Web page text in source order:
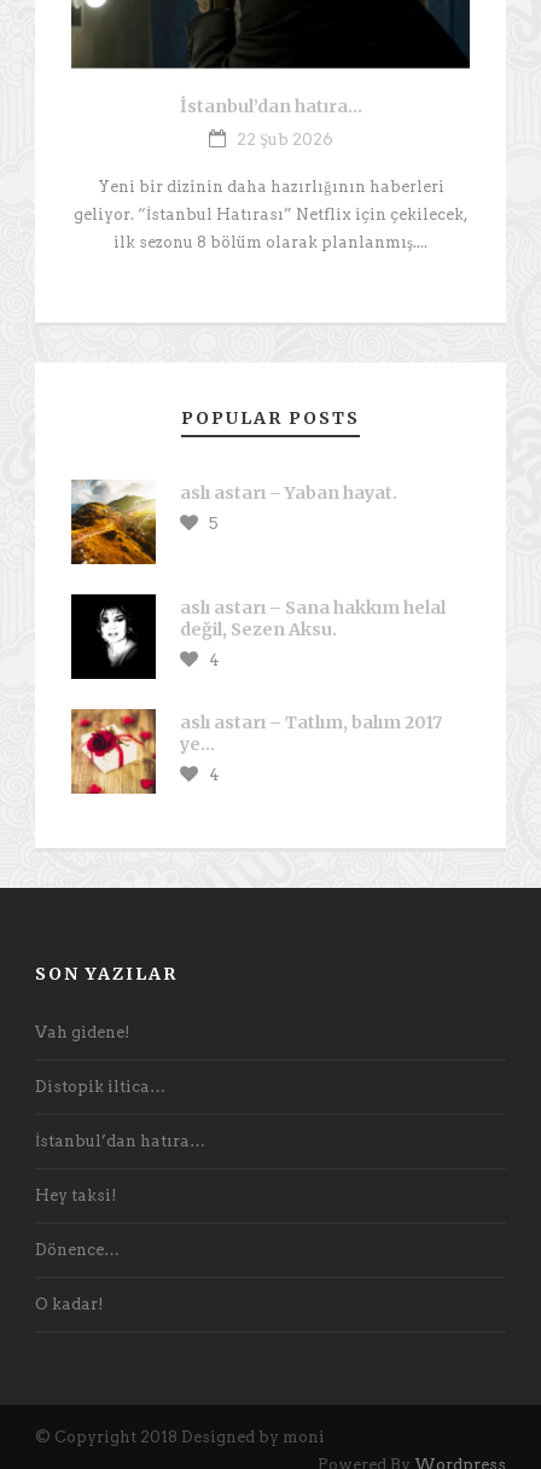
İstanbul’dan hatıra…
22 Şub 2026
Yeni bir dizinin daha hazırlığının haberleri
geliyor. “İstanbul Hatırası” Netflix için çekilecek,
ilk sezonu 8 bölüm olarak planlanmış....
POPULAR POSTS
aslı astarı – Yaban hayat.
5
aslı astarı – Sana hakkım helal
değil, Sezen Aksu.
4
aslı astarı – Tatlım, balım 2017
ye…
4
SON YAZILAR
Vah gidene!
Distopik iltica…
İstanbul’dan hatıra…
Hey taksi!
Dönence…
O kadar!
© Copyright 2018 Designed by moni
Powered By Wordpress